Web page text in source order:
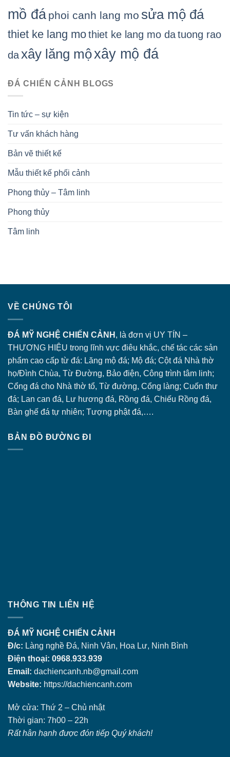
mồ đá phoi canh lang mo sửa mộ đá
thiet ke lang mothiet ke lang mo datuong rao
daxây lăng mộxây mộ đá
ĐÁ CHIẾN CẢNH BLOGS
Tin tức – sự kiện
Tư vấn khách hàng
Bản vẽ thiết kế
Mẫu thiết kế phối cảnh
Phong thủy – Tâm linh
Phong thủy
Tâm linh
VỀ CHÚNG TÔI
ĐÁ MỸ NGHỆ CHIẾN CẢNH , là đơn vị UY TÍN –
THƯƠNG HIỆU trong lĩnh vực điêu khắc, chế tác các sản
phẩm cao cấp từ đá: Lăng mộ đá; Mộ đá; Cột đá Nhà thờ
họ/Đình Chùa, Từ Đường, Bảo điện, Công trình tâm linh;
Cổng đá cho Nhà thờ tổ, Từ đường, Cổng làng; Cuốn thư
đá; Lan can đá, Lư hương đá, Rồng đá, Chiếu Rồng đá,
Bàn ghế đá tự nhiên; Tượng phật đá,….
BẢN ĐỒ ĐƯỜNG ĐI
THÔNG TIN LIÊN HỆ
ĐÁ MỸ NGHỆ CHIẾN CẢNH
Đ/c: Làng nghề Đá, Ninh Vân, Hoa Lư, Ninh Bình
Điện thoại: 0968.933.939
Email: dachiencanh.nb@gmail.com
Website: https://dachiencanh.com
Mở cửa: Thứ 2 – Chủ nhật
Thời gian: 7h00 – 22h
Rất hân hạnh được đón tiếp Quý khách!